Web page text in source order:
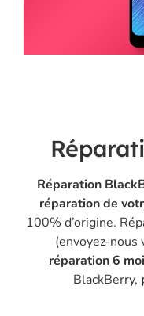
Réparation
réparation de
100% d’origine.
(envoyez-nous
réparation 6
BlackBerry,